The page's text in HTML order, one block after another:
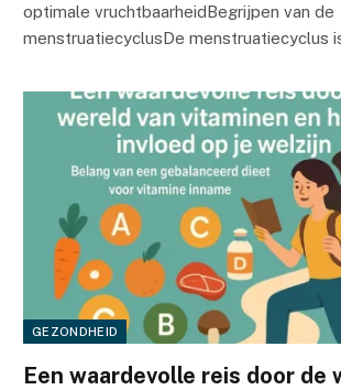
optimale vruchtbaarheidBegrijpen van de
menstruatiecyclusDe menstruatiecyclus
GEZONDHEID
Een waardevolle reis door de